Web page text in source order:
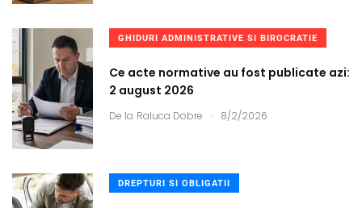
GHIDURI ADMINISTRATIVE SI BIROCRATIE
Ce acte normative au fost publicate azi:
2 august 2026
De la Raluca Dobre . 8/2/2026
DREPTURI SI OBLIGATII